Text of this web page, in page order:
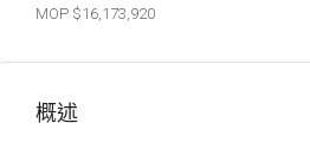
$16,173,920
概述